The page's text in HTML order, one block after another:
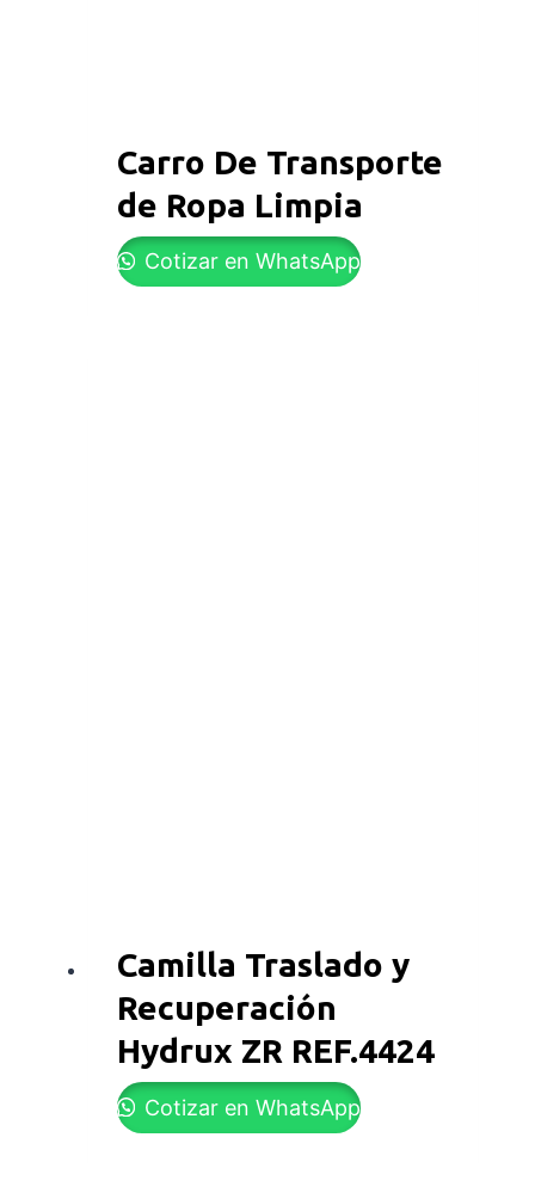
Carro De Transporte
de Ropa Limpia
Cotizar en WhatsApp
Camilla Traslado y
Recuperación
Hydrux ZR REF.4424
Cotizar en WhatsApp